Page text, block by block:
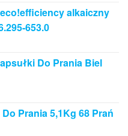
alkaiczny
653.0
Do Prania Biel
Prania 5,1Kg 68 Prań